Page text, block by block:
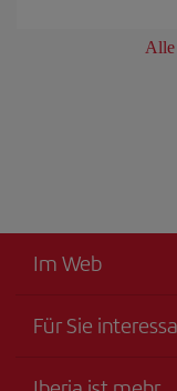
Alle
Im Web
Für Sie